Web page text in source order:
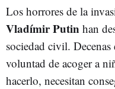
Los horrores de la
Vladímir Putin han
sociedad civil.
voluntad de acoger a
hacerlo, necesitan